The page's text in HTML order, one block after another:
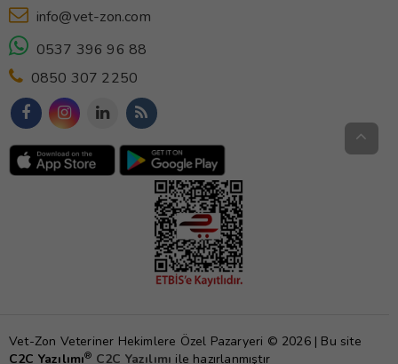
info@vet-zon.com
0537 396 96 88
0850 307 2250
Vet-Zon Veteriner Hekimlere Özel Pazaryeri © 2026 | Bu site
C2C Yazılımı® C2C Yazılımı ile hazırlanmıştır